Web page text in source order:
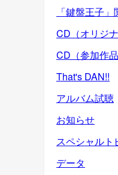
「鍵盤王子」
CD（オリジナ
CD（参加作品
That's DAN!!
アルバム試聴
お知らせ
スペシャルト
データ